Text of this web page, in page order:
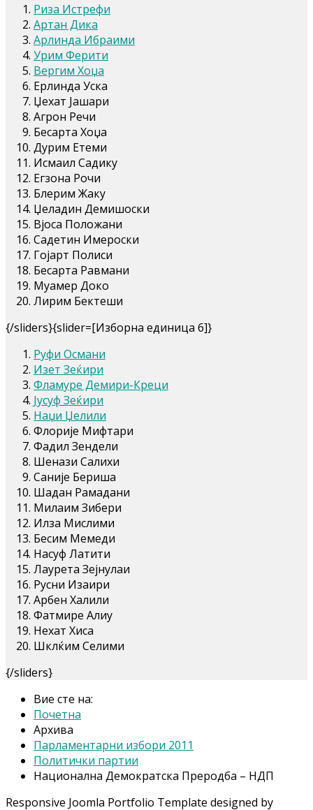
Риза Истрефи
Артан Дика
Арлинда Ибраими
Урим Ферити
Вергим Хоџа
Ерлинда Уска
Џехат Јашари
Агрон Речи
Бесарта Хоџа
Дурим Етеми
Исмаил Садику
Егзона Рочи
Блерим Жаку
Џеладин Демишоски
Вјоса Положани
Садетин Имероски
Гојарт Полиси
Бесарта Равмани
Муамер Доко
Лирим Бектеши
{/sliders}{slider=[Изборна единица 6]}
Руфи Османи
Изет Зеќири
Фламуре Демири-Креци
Јусуф Зеќири
Наџи Џелили
Флорије Мифтари
Фадил Зендели
Шенази Салихи
Саније Бериша
Шадан Рамадани
Милаим Зибери
Илза Мислими
Бесим Мемеди
Насуф Латити
Лаурета Зејнулаи
Русни Изаири
Арбен Халили
Фатмире Алиу
Нехат Хиса
Шклќим Селими
{/sliders}
Вие сте на:
Почетна
Архива
Парламентарни избори 2011
Политички партии
Национална Демократска Преродба – НДП
Responsive Joomla Portfolio Template designed by